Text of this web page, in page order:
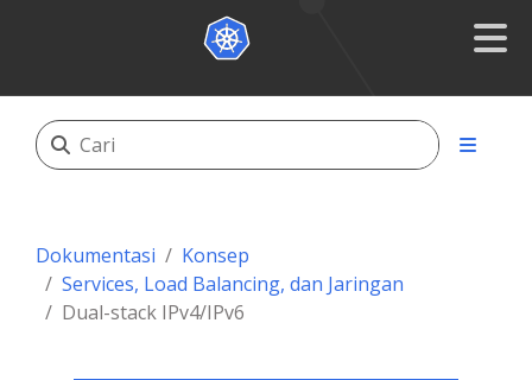
Dokumentasi
Konsep
Services, Load Balancing, dan Jaringan
Dual-stack IPv4/IPv6